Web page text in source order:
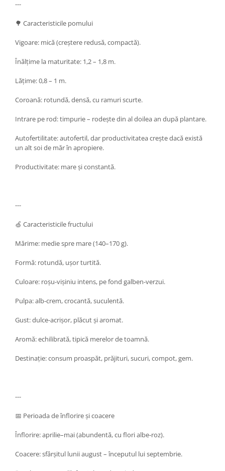
---
🌳 Caracteristicile pomului
Vigoare: mică (creștere redusă, compactă).
Înălțime la maturitate: 1,2 – 1,8 m.
Lățime: 0,8 – 1 m.
Coroană: rotundă, densă, cu ramuri scurte.
Intrare pe rod: timpurie – rodește din al doilea an după plantare.
Autofertilitate: autofertil, dar productivitatea crește dacă există
un alt soi de măr în apropiere.
Productivitate: mare și constantă.
---
🍏 Caracteristicile fructului
Mărime: medie spre mare (140–170 g).
Formă: rotundă, ușor turtită.
Culoare: roșu-vișiniu intens, pe fond galben-verzui.
Pulpa: alb-crem, crocantă, suculentă.
Gust: dulce-acrișor, plăcut și aromat.
Aromă: echilibrată, tipică merelor de toamnă.
Destinație: consum proaspăt, prăjituri, sucuri, compot, gem.
---
📅 Perioada de înflorire și coacere
Înflorire: aprilie–mai (abundentă, cu flori albe-roz).
Coacere: sfârșitul lunii august – începutul lui septembrie.